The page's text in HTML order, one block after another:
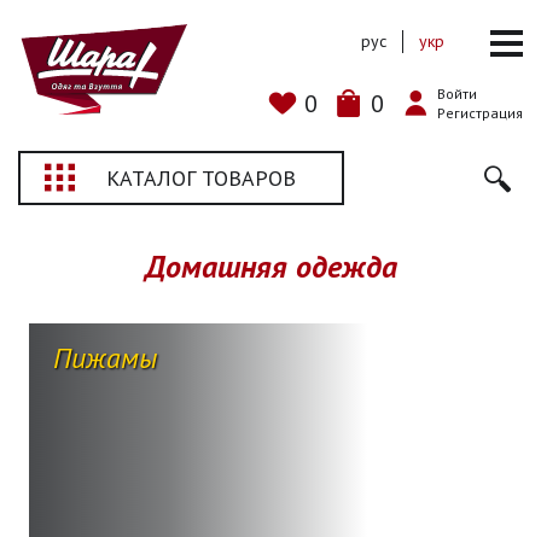
0 0
Войти
Регистрация
рус укр
КАТАЛОГ ТОВАРОВ
Домашняя одежда
Пижамы